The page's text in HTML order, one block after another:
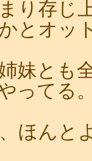
り存じ
とオッ
妹とも
ってる
ほんと